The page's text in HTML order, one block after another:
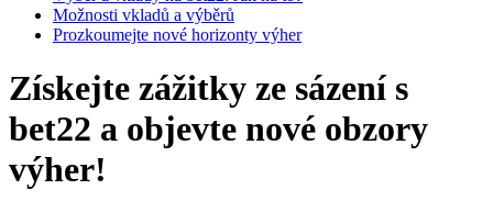
Možnosti vkladů a výběrů
Prozkoumejte nové horizonty výher
Získejte zážitky ze sázení s
bet22 a objevte nové obzory
výher!